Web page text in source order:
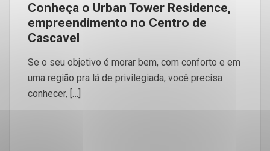
Conheça o Urban Tower Residence,
empreendimento no Centro de
Cascavel
Se o seu objetivo é morar bem, com conforto e em
uma região pra lá de privilegiada, você precisa
conhecer, […]